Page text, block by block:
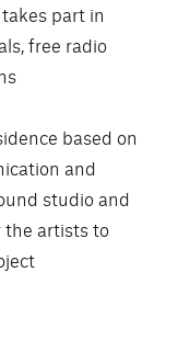
part in
free radio
based on
and
studio and
the artists to